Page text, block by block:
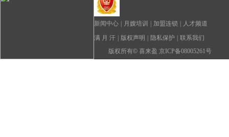
新闻中心 月嫂培训 加盟连锁
人才频道
满 月 汗
版权声明 隐私保护
联系我们
版权所有© 喜来盈 京ICP备08005261号